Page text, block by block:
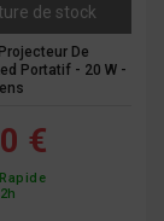
de stock
De
Portatif - 20 W -
€